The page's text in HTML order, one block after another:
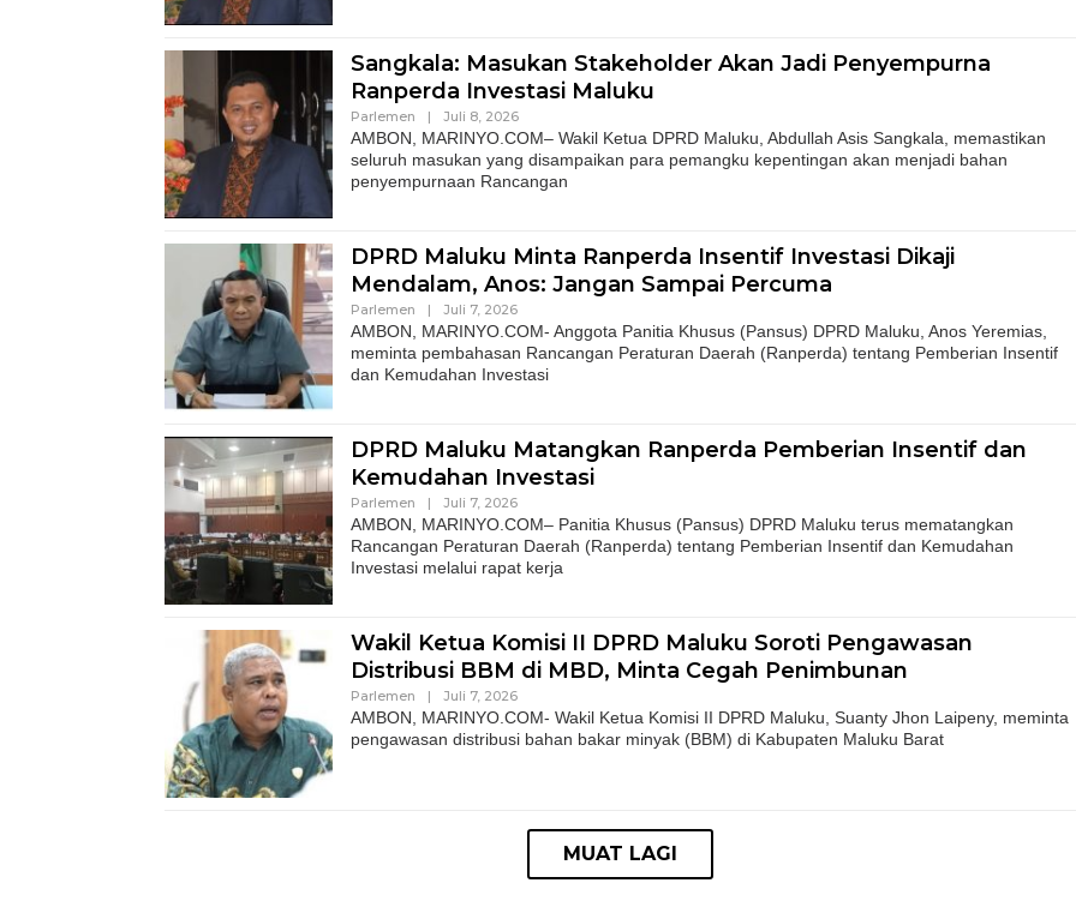
Sangkala: Masukan Stakeholder Akan Jadi Penyempurna
Ranperda Investasi Maluku
Parlemen | Juli 8, 2026
AMBON, MARINYO.COM– Wakil Ketua DPRD Maluku, Abdullah Asis Sangkala, memastikan
seluruh masukan yang disampaikan para pemangku kepentingan akan menjadi bahan
penyempurnaan Rancangan
DPRD Maluku Minta Ranperda Insentif Investasi Dikaji
Mendalam, Anos: Jangan Sampai Percuma
Parlemen | Juli 7, 2026
AMBON, MARINYO.COM- Anggota Panitia Khusus (Pansus) DPRD Maluku, Anos Yeremias,
meminta pembahasan Rancangan Peraturan Daerah (Ranperda) tentang Pemberian Insentif
dan Kemudahan Investasi
DPRD Maluku Matangkan Ranperda Pemberian Insentif dan
Kemudahan Investasi
Parlemen | Juli 7, 2026
AMBON, MARINYO.COM– Panitia Khusus (Pansus) DPRD Maluku terus mematangkan
Rancangan Peraturan Daerah (Ranperda) tentang Pemberian Insentif dan Kemudahan
Investasi melalui rapat kerja
Wakil Ketua Komisi II DPRD Maluku Soroti Pengawasan
Distribusi BBM di MBD, Minta Cegah Penimbunan
Parlemen | Juli 7, 2026
AMBON, MARINYO.COM- Wakil Ketua Komisi II DPRD Maluku, Suanty Jhon Laipeny, meminta
pengawasan distribusi bahan bakar minyak (BBM) di Kabupaten Maluku Barat